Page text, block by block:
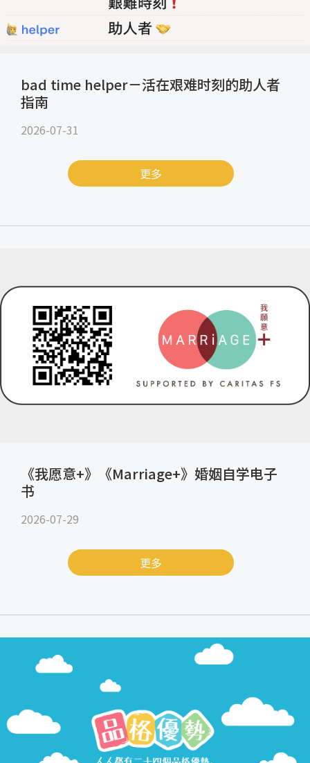
bad time helper－活在艰难时刻的助人者
指南
2026-07-31
更多
《我愿意+》《Marriage+》婚姻自学电子
书
2026-07-29
更多